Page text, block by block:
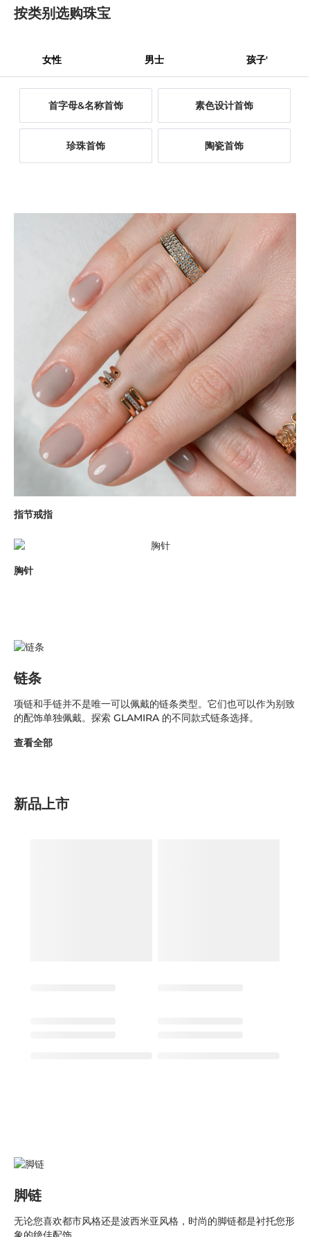
按类别选购珠宝
女性 男士 孩子'
首字母&名称首饰 素色设计首饰
珍珠首饰 陶瓷首饰
指节戒指
胸针
链条
项链和手链并不是唯一可以佩戴的链条类型。它们也可以作为别致
的配饰单独佩戴。探索 GLAMIRA 的不同款式链条选择。
查看全部
新品上市
脚链
无论您喜欢都市风格还是波西米亚风格，时尚的脚链都是衬托您形